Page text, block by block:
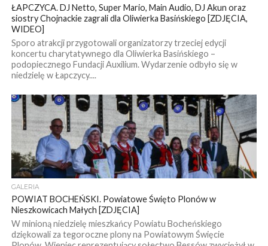
ŁAPCZYCA. DJ Netto, Super Mario, Main Audio, DJ Akun oraz
siostry Chojnackie zagrali dla Oliwierka Basińskiego [ZDJĘCIA,
WIDEO]
Sporo atrakcji przygotowali organizatorzy trzeciej edycji
koncertu charytatywnego dla Oliwierka Basińskiego –
podopiecznego Fundacji Auxilium. Wydarzenie odbyło się w
niedzielę w Łapczycy....
GALERIA
POWIAT BOCHEŃSKI. Powiatowe Święto Plonów w
Nieszkowicach Małych [ZDJĘCIA]
W minioną niedzielę mieszkańcy Powiatu Bocheńskiego
dziękowali za tegoroczne plony na Powiatowym Święcie